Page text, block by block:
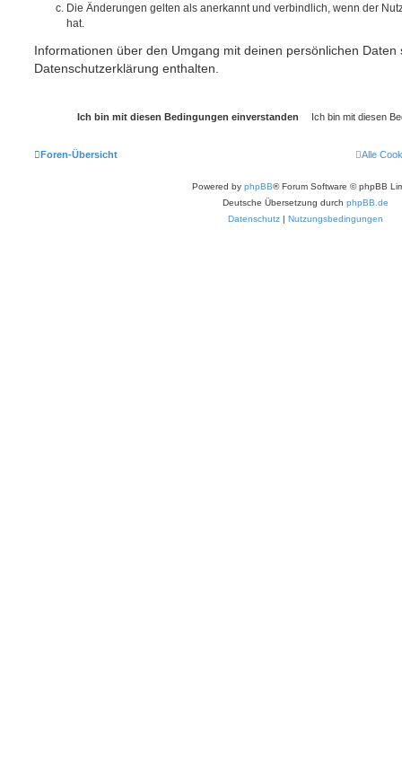
Die Änderungen gelten als anerkannt und verbindlich, wenn der
hat.
Informationen über den Umgang mit deinen persönlichen Daten
Datenschutzerklärung enthalten.
Foren-Übersicht Alle
Powered by phpBB® Forum Software © phpBB
Deutsche Übersetzung durch phpBB.de
Datenschutz | Nutzungsbedingungen